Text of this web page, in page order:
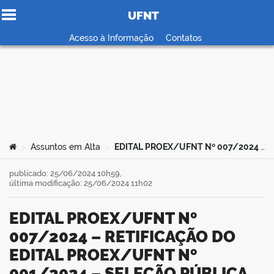
Ir para o conteúdo
UFNT
Acesso à Informação Contatos
Você está aqui:
Assuntos em Alta EDITAL PROEX/UFNT Nº 007/2024 – RETIFICAÇÃO DO EDITAL PROEX/UFNT Nº 001/2024 – SELEÇÃO PÚBLICA DE BOLSA DE EXTENSÃO, CULTURA E ASSUNTOS COMUNITÁRIOS – PIBEX-Norte
EDITAL PROEX/UFNT Nº
007/2024 – RETIFICAÇÃO DO
EDITAL PROEX/UFNT Nº
publicado: 25/06/2024 10h59,
última modificação: 25/06/2024 11h02